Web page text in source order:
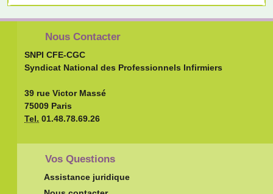
Nous Contacter
SNPI CFE-CGC
Syndicat National des Professionnels Infirmiers
39 rue Victor Massé
75009 Paris
Tel. 01.48.78.69.26
Vos Questions
Assistance juridique